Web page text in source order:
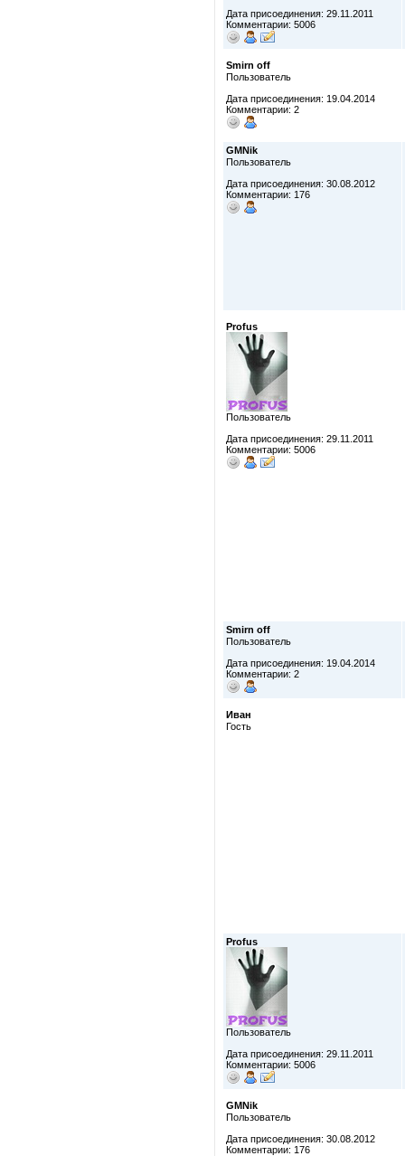
Дата присоединения: 29.11.2011
Комментарии: 5006
Smirn off
Пользователь
Дата присоединения: 19.04.2014
Комментарии: 2
GMNik
Пользователь
Дата присоединения: 30.08.2012
Комментарии: 176
Profus
Пользователь
Дата присоединения: 29.11.2011
Комментарии: 5006
Smirn off
Пользователь
Дата присоединения: 19.04.2014
Комментарии: 2
Иван
Гость
Profus
Пользователь
Дата присоединения: 29.11.2011
Комментарии: 5006
GMNik
Пользователь
Дата присоединения: 30.08.2012
Комментарии: 176